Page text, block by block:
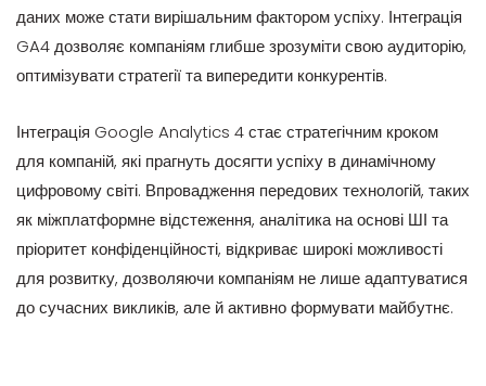
даних може стати вирішальним фактором успіху. Інтеграція
GA4 дозволяє компаніям глибше зрозуміти свою аудиторію,
оптимізувати стратегії та випередити конкурентів.
Інтеграція Google Analytics 4 стає стратегічним кроком
для компаній, які прагнуть досягти успіху в динамічному
цифровому світі. Впровадження передових технологій, таких
як міжплатформне відстеження, аналітика на основі ШІ та
пріоритет конфіденційності, відкриває широкі можливості
для розвитку, дозволяючи компаніям не лише адаптуватися
до сучасних викликів, але й активно формувати майбутнє.